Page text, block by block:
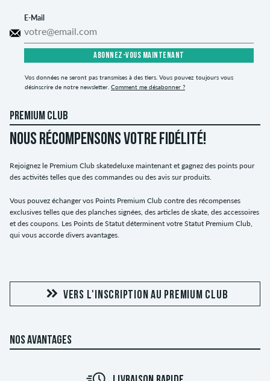
E-Mail
ABONNEZ-VOUS MAINTENANT
Vos données ne seront pas transmises à des tiers. Vous pouvez toujours vous
désinscrire de notre newsletter. Comment me désabonner ?
PREMIUM CLUB
NOUS RÉCOMPENSONS VOTRE FIDÉLITÉ!
Rejoignez le Premium Club skatedeluxe maintenant et gagnez des points pour
des activités telles que des commandes ou des avis sur produits.
Vous pouvez échanger vos Points Premium Club contre des récompenses
exclusives telles que des planches signées, des articles de skate, des accessoires
et des coupons. Les Points de Statut déterminent votre Statut Premium Club,
qui vous accorde divers avantages.
VERS L'INSCRIPTION AU PREMIUM CLUB
NOS AVANTAGES